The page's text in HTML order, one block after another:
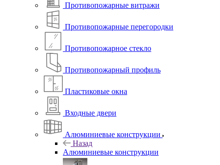
Противопожарные витражи
Противопожарные перегородки
Противопожарное стекло
Противопожарный профиль
Пластиковые окна
Входные двери
Алюминиевые конструкции
Назад
Алюминиевые конструкции